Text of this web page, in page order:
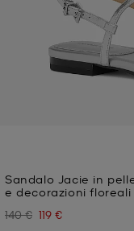
Sandalo Jacie in
e decorazioni floreali
Prezzo iniziale
140 € Prezzo attuale
119 €